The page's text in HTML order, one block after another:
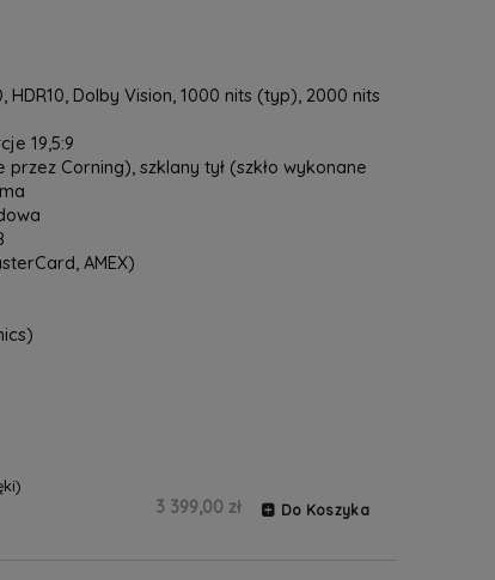
HDR10, Dolby Vision, 1000 nits (typ), 2000 nits
19,5:9
Corning), szklany tył (szkło wykonane
AMEX)
3 399,00 zł Do Koszyka